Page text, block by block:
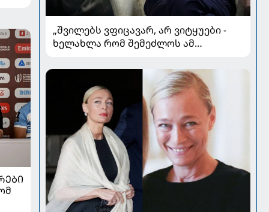
„შვილებს ვფიცავარ, არ ვიტყუები -
ხელახლა რომ შემეძლოს ამ
გავივლიდი“ - ზაზა კოლელიშვილი
პირად ომებსა და კარიერულ
გარდატეხაზე